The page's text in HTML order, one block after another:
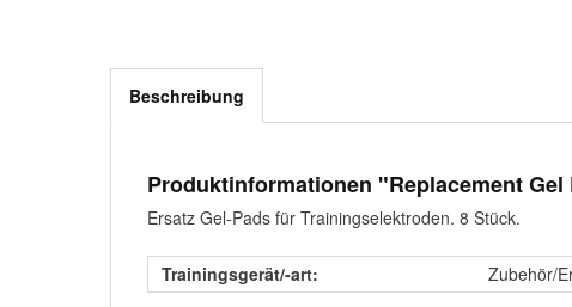
Beschreibung
Produktinformationen "Replacement
Ersatz Gel-Pads für Trainingselektroden. 8 Stück.
Trainingsgerät/-art: Zubehör/